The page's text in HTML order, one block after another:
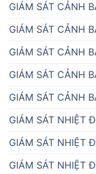
GIÁM SÁT CẢNH
GIÁM SÁT CẢNH
GIÁM SÁT CẢNH
GIÁM SÁT CẢNH
GIÁM SÁT CẢNH
GIÁM SÁT NHIỆT
GIÁM SÁT NHIỆT
GIÁM SÁT NHIỆT